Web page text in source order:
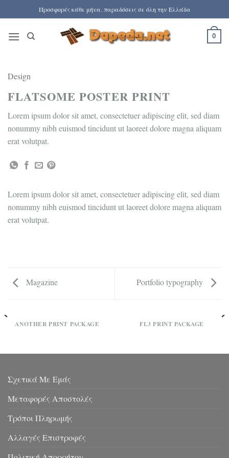
στο
περιεχόμενο
Προσφορές κάθε μήνα. παραδόσεις σε όλη την Ελλάδα
0
Design
FLATSOME POSTER PRINT
Lorem ipsum dolor sit amet, consectetuer adipiscing elit, sed diam
nonummy nibh euismod tincidunt ut laoreet dolore magna aliquam
erat volutpat.
Lorem ipsum dolor sit amet, consectetuer adipiscing elit, sed diam
nonummy nibh euismod tincidunt ut laoreet dolore magna aliquam
erat volutpat.
Magazine Portfolio typography
ANOTHER PRINT PACKAGE FL3 PRINT PACKAGE
Σχετικά Με Εμάς
Μεταφορές Αποστολές
Τρόποι Πληρωμής
Αλλαγές Επιστροφές